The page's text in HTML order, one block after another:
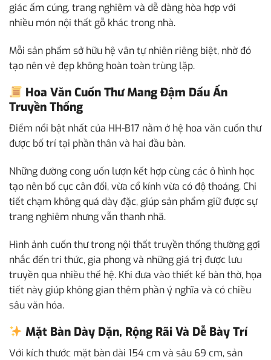
giác ấm cúng, trang nghiêm và dễ dàng hòa hợp với
nhiều món nội thất gỗ khác trong nhà.
Mỗi sản phẩm sở hữu hệ vân tự nhiên riêng biệt, nhờ đó
tạo nên vẻ đẹp không hoàn toàn trùng lặp.
Hoa Văn Cuốn Thư Mang Đậm Dấu Ấn
Truyền Thống
Điểm nổi bật nhất của HH-B17 nằm ở hệ hoa văn cuốn thư
được bố trí tại phần thân và hai đầu bàn.
Những đường cong uốn lượn kết hợp cùng các ô hình học
tạo nên bố cục cân đối, vừa cổ kính vừa có độ thoáng. Chi
tiết chạm không quá dày đặc, giúp sản phẩm giữ được sự
trang nghiêm nhưng vẫn thanh nhã.
Hình ảnh cuốn thư trong nội thất truyền thống thường gợi
nhắc đến tri thức, gia phong và những giá trị được lưu
truyền qua nhiều thế hệ. Khi đưa vào thiết kế bàn thờ, họa
tiết này giúp không gian thêm phần ý nghĩa và có chiều
sâu văn hóa.
Mặt Bàn Dày Dặn, Rộng Rãi Và Dễ Bày Trí
Với kích thước mặt bàn dài 154 cm và sâu 69 cm, sản